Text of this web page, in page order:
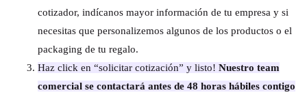
cotizador, indícanos mayor información de tu empresa y si
necesitas que personalizemos algunos de los productos o el
packaging de tu regalo.
Haz click en “solicitar cotización” y listo! Nuestro team
comercial se contactará antes de 48 horas hábiles contigo